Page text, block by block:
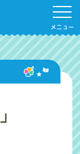
メニュー